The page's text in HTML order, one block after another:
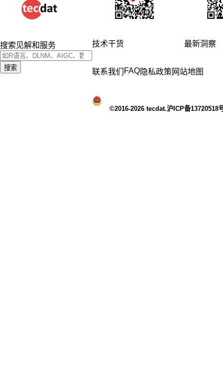
搜索见解和服务
搜索
技术干货 最新洞察
联系我们 FAQ隐私政策 网站地图
©2016-2026 tecdat.沪ICP备13720518